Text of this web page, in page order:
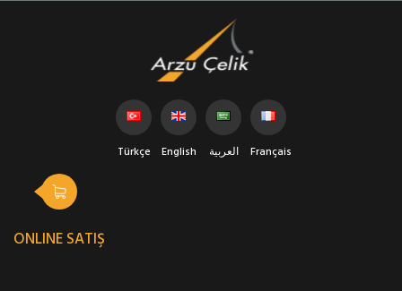
Türkçe English العربية Français
ONLINE SATIŞ